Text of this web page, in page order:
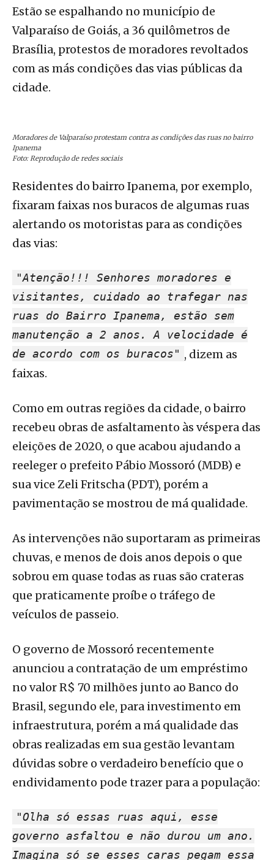
Estão se espalhando no município de
Valparaíso de Goiás, a 36 quilômetros de
Brasília, protestos de moradores revoltados
com as más condições das vias públicas da
cidade.
Moradores de Valparaíso protestam contra as condições das ruas no bairro
Ipanema
Foto: Reprodução de redes sociais
Residentes do bairro Ipanema, por exemplo,
fixaram faixas nos buracos de algumas ruas
alertando os motoristas para as condições
das vias:
"Atenção!!! Senhores moradores e
visitantes, cuidado ao trafegar nas
ruas do Bairro Ipanema, estão sem
manutenção a 2 anos. A velocidade é
de acordo com os buracos" , dizem as
faixas.
Como em outras regiões da cidade, o bairro
recebeu obras de asfaltamento às véspera das
eleições de 2020, o que acabou ajudando a
reeleger o prefeito Pábio Mossoró (MDB) e
sua vice Zeli Fritscha (PDT), porém a
pavimentação se mostrou de má qualidade.
As intervenções não suportaram as primeiras
chuvas, e menos de dois anos depois o que
sobrou em quase todas as ruas são crateras
que praticamente proíbe o tráfego de
veículos de passeio.
O governo de Mossoró recentemente
anunciou a contratação de um empréstimo
no valor R$ 70 milhões junto ao Banco do
Brasil, segundo ele, para investimento em
infraestrutura, porém a má qualidade das
obras realizadas em sua gestão levantam
dúvidas sobre o verdadeiro benefício que o
endividamento pode trazer para a população:
"Olha só essas ruas aqui, esse
governo asfaltou e não durou um ano.
Imagina só se esses caras pegam essa